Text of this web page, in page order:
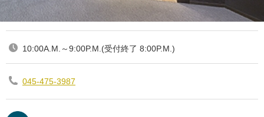
10:00A.M.～9:00P.M.(受付終了 8:00P.M.)
045-475-3987